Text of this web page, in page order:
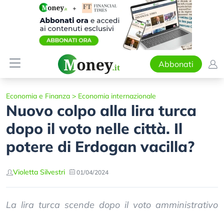
Abbonati
Economia e Finanza > Economia internazionale
Nuovo colpo alla lira turca
dopo il voto nelle città. Il
potere di Erdogan vacilla?
Violetta Silvestri 01/04/2024
La lira turca scende dopo il voto amministrativo